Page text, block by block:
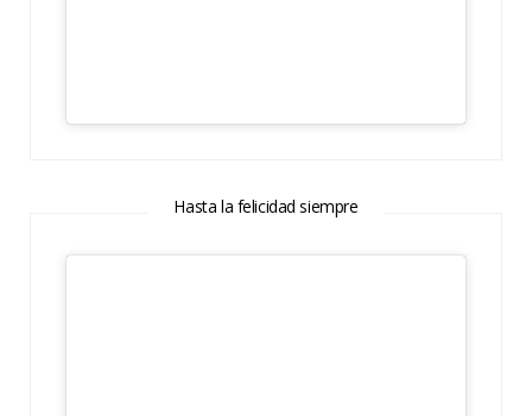
Hasta la felicidad siempre